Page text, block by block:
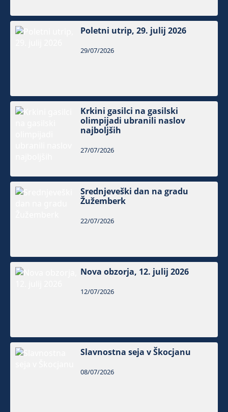
Poletni utrip, 29. julij 2026
29/07/2026
Krkini gasilci na gasilski
olimpijadi ubranili naslov
najboljših
27/07/2026
Srednjeveški dan na gradu
Žužemberk
22/07/2026
Nova obzorja, 12. julij 2026
12/07/2026
Slavnostna seja v Škocjanu
08/07/2026